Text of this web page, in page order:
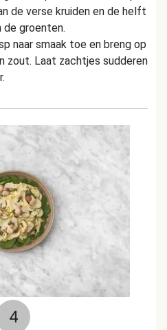
de verse kruiden en de helft
de groenten.
naar smaak toe en breng op
zout. Laat zachtjes sudderen
4